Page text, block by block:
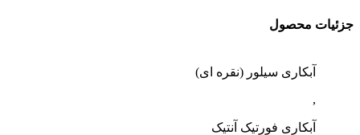
جزئیات محصول
آبکاری سیلور (نقره ای)
,
آبکاری فورتیک آنتیک